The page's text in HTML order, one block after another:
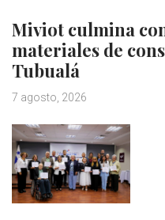
Miviot culmina
materiales de
Tubualá
7 agosto, 2026